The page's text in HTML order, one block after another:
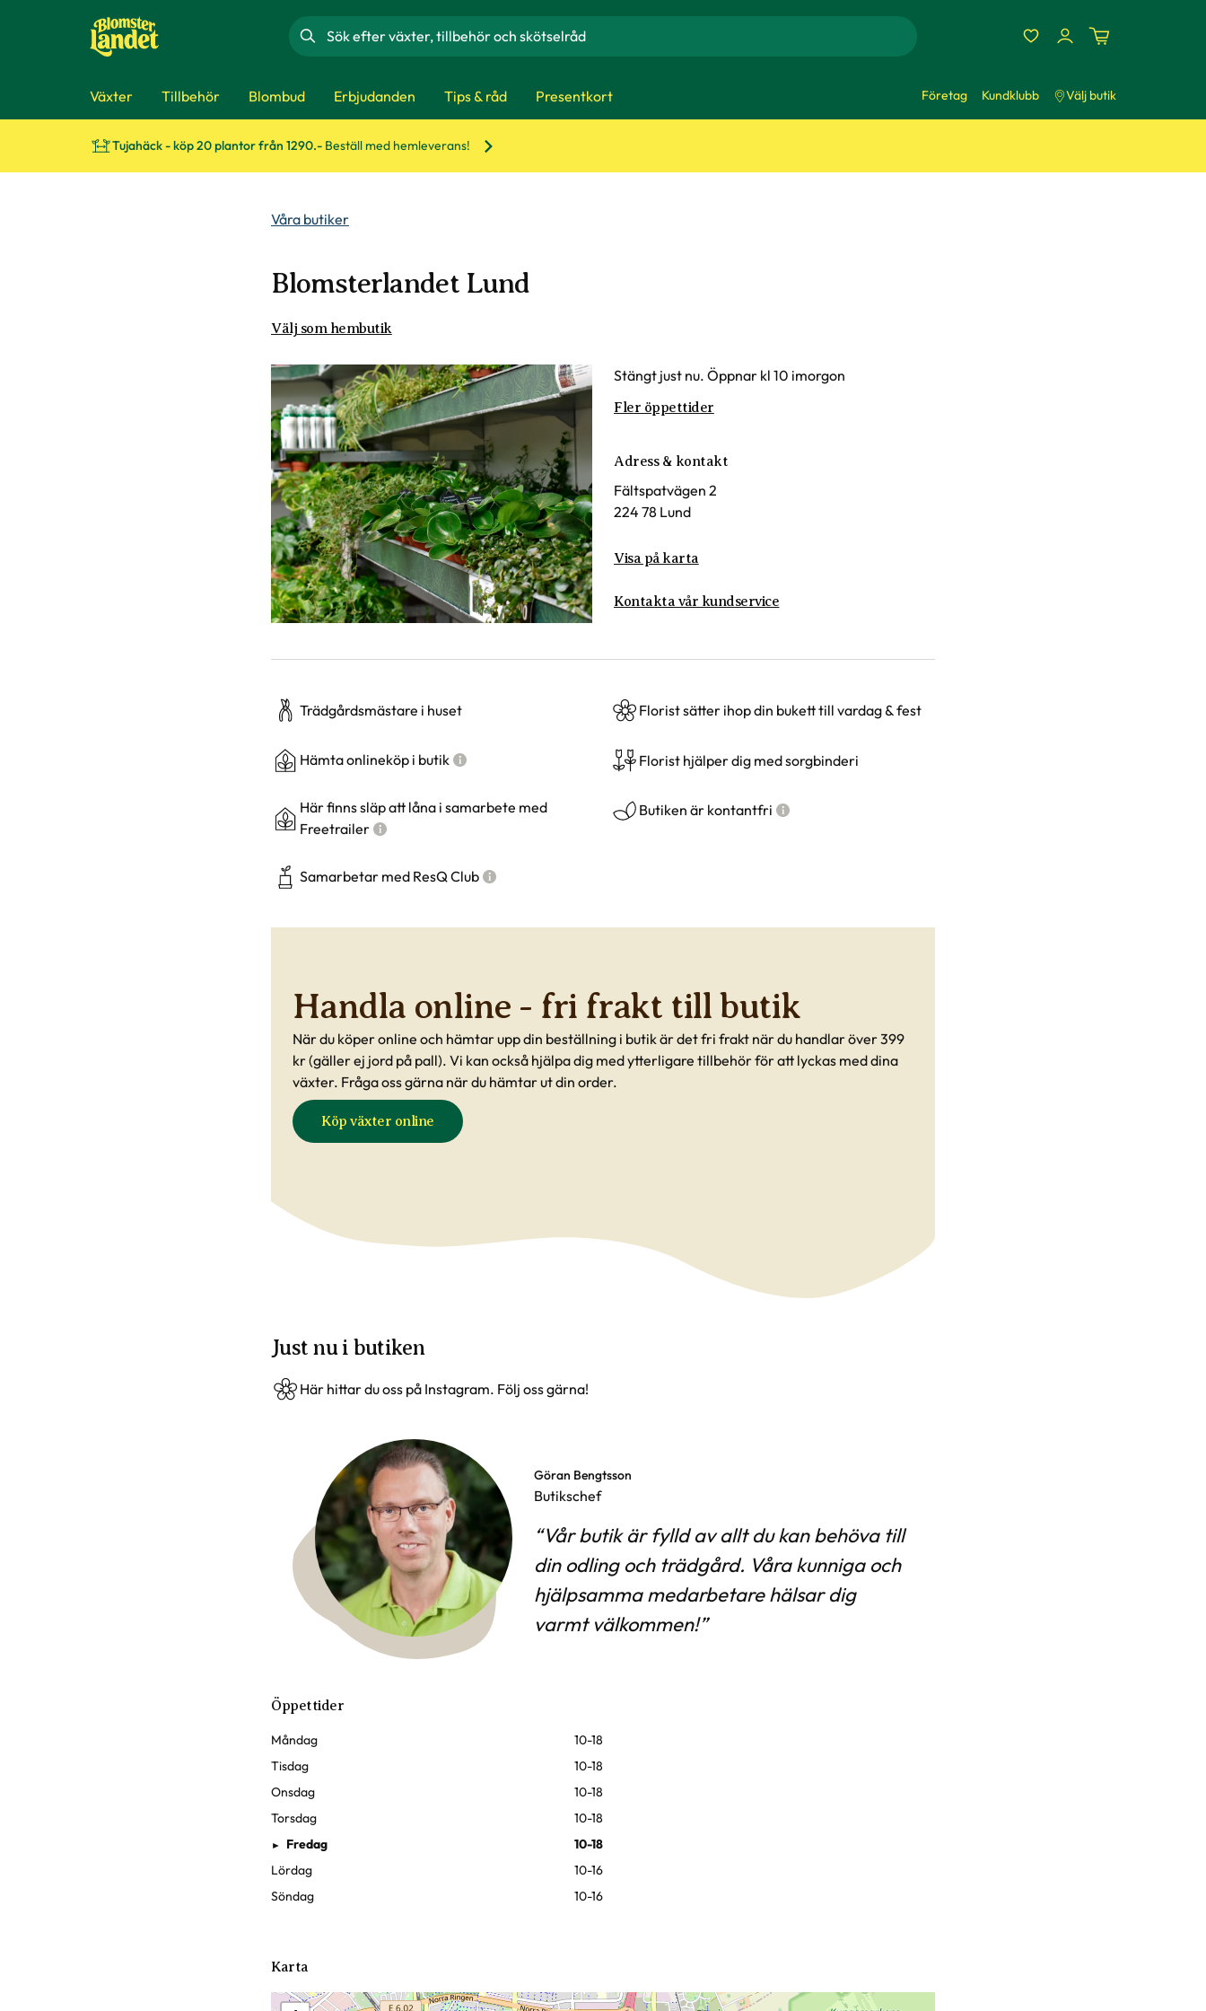
Sök
Växter Tillbehör Blombud Erbjudanden Tips & råd Presentkort Företag Kundklubb Välj butik
Tujahäck - köp 20 plantor från 1290.- Beställ med hemleverans!
Våra butiker
Blomsterlandet Lund
Välj som hembutik
Stängt just nu. Öppnar kl 10 imorgon
Fler öppettider
Adress & kontakt
Fältspatvägen 2
224 78 Lund
Visa på karta
Kontakta vår kundservice
Trädgårdsmästare i huset Florist sätter ihop din bukett till vardag & fest
Hämta onlineköp i butik Florist hjälper dig med sorgbinderi
Här finns släp att låna i samarbete med
Freetrailer
Butiken är kontantfri
Samarbetar med ResQ Club
Handla online - fri frakt till butik
När du köper online och hämtar upp din beställning i butik är det fri frakt när du handlar över 399
kr (gäller ej jord på pall). Vi kan också hjälpa dig med ytterligare tillbehör för att lyckas med dina
växter. Fråga oss gärna när du hämtar ut din order.
Köp växter online
Just nu i butiken
Här hittar du oss på Instagram. Följ oss gärna!
Göran Bengtsson
Butikschef
Vår butik är fylld av allt du kan behöva till
din odling och trädgård. Våra kunniga och
hjälpsamma medarbetare hälsar dig
varmt välkommen!
Öppettider
Måndag
10-18
Tisdag
10-18
Onsdag
10-18
Torsdag
10-18
► Fredag
10-18
Lördag
10-16
Söndag
10-16
Karta